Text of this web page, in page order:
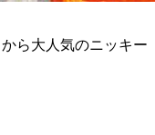
ら大人気のニッキー